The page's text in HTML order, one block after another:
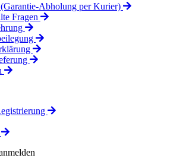
Abholung per Kurier)
Fragen